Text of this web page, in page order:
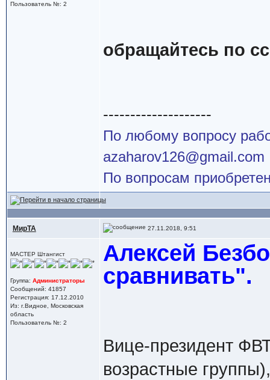
Пользователь №: 2
обращайтесь по
--------------------
По любому вопросу
azaharov126@gmail.com
По вопросам
МирТА 27.11.2018, 9:51
МАСТЕР Штангист
Группа: Администраторы
Сообщений: 41857
Регистрация: 17.12.2010
Из: г.Видное, Московская
область
Пользователь №: 2
Алексей
сравнивать".
Вице-президент
возрастные